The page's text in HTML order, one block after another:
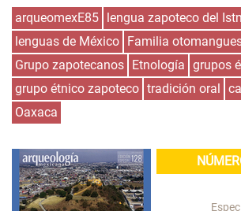
arqueomexE85 lengua zapoteco del
lenguas de México Familia
Grupo zapotecanos Etnología grupos
grupo étnico zapoteco tradición oral
Oaxaca